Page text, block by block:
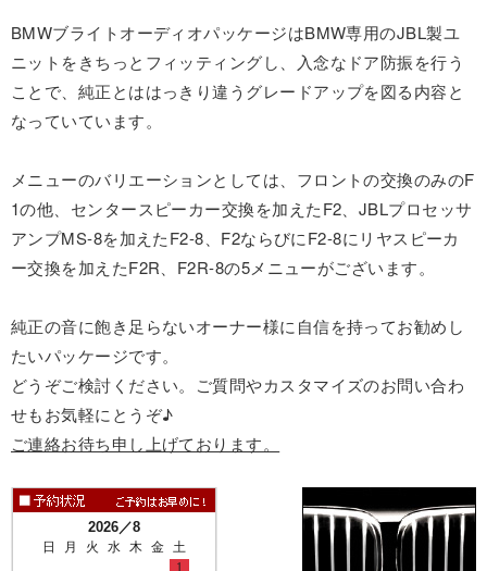
BMWブライトオーディオパッケージはBMW専用のJBL製ユ
ニットをきちっとフィッティングし、入念なドア防振を行う
ことで、純正とははっきり違うグレードアップを図る内容と
なっていています。
メニューのバリエーションとしては、フロントの交換のみのF
1の他、センタースピーカー交換を加えたF2、JBLプロセッサ
アンプMS-8を加えたF2-8、F2ならびにF2-8にリヤスピーカ
ー交換を加えたF2R、F2R-8の5メニューがございます。
純正の音に飽き足らないオーナー様に自信を持ってお勧めし
たいパッケージです。
どうぞご検討ください。ご質問やカスタマイズのお問い合わ
せもお気軽にとうぞ♪
ご連絡お待ち申し上げております。